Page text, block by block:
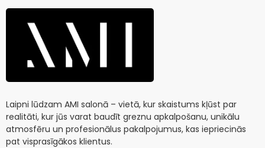
Laipni lūdzam AMI salonā – vietā, kur skaistums kļūst par
realitāti, kur jūs varat baudīt greznu apkalpošanu, unikālu
atmosfēru un profesionālus pakalpojumus, kas iepriecinās
pat visprasīgākos klientus.